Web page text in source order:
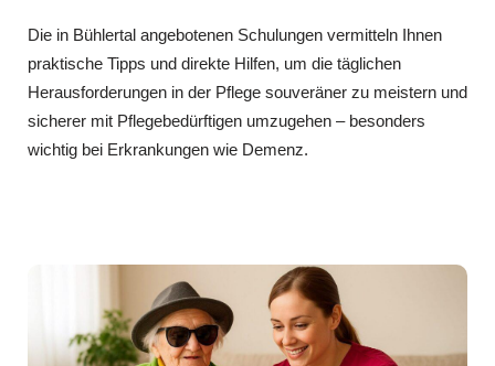
Die in Bühlertal angebotenen Schulungen vermitteln Ihnen
praktische Tipps und direkte Hilfen, um die täglichen
Herausforderungen in der Pflege souveräner zu meistern und
sicherer mit Pflegebedürftigen umzugehen – besonders
wichtig bei Erkrankungen wie Demenz.